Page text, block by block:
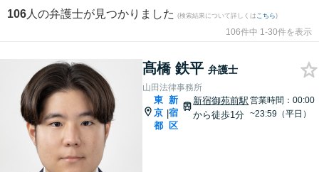
106 人の弁護士が見つかりました (検索結果について詳しくは こちら)
106件中 1-30件を表示
髙橋 鉄平 弁護士
山田法律事務所
東
京
都
|
新
宿
区
新宿御苑前駅
から徒歩1分
営業時間：00:00
~23:59（平日）